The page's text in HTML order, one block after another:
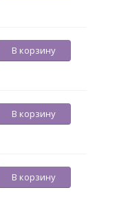
В корзину
В корзину
В корзину